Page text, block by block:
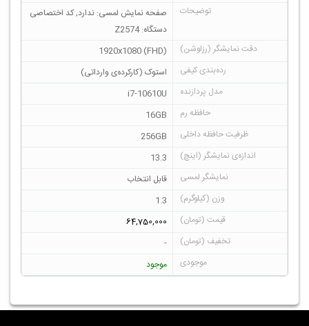
صفحه نمایش لمسی: ندارد, کد اختصاصی
دستگاه: Z2574
1920x1080 (FHD)
استوک (کارکرده‌ی وارداتی)
i7-10610U
16GB
256GB
13.3
قابل انتخاب
1.3
64,750,000
-
موجود